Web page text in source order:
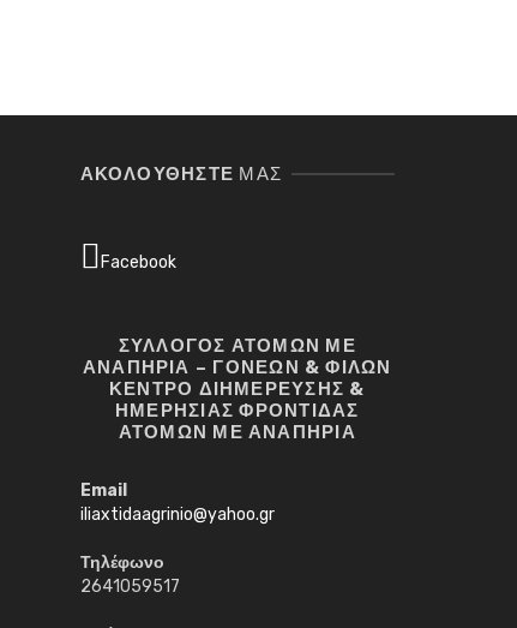
ΑΚΟΛΟΥΘΉΣΤΕ ΜΑΣ
Facebook
ΣΥΛΛΟΓΟΣ ΑΤΟΜΩΝ ΜΕ
ΑΝΑΠΗΡΙΑ – ΓΟΝΕΩΝ & ΦΙΛΩΝ
ΚΕΝΤΡΟ ΔΙΗΜΕΡΕΥΣΗΣ &
ΗΜΕΡΗΣΙΑΣ ΦΡΟΝΤΙΔΑΣ
ΑΤΟΜΩΝ ΜΕ ΑΝΑΠΗΡΙΑ
Email
iliaxtidaagrinio@yahoo.gr
Τηλέφωνο
2641059517